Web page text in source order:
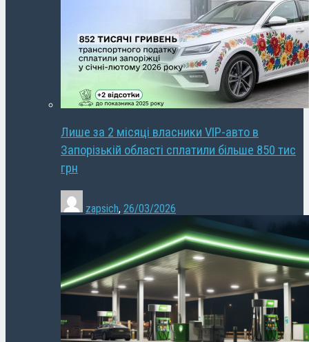
Лише за 2 місяці власники VIP-авто в
Запорізькій області сплатили більше 850 тис
грн
zapsich, 26/03/2026